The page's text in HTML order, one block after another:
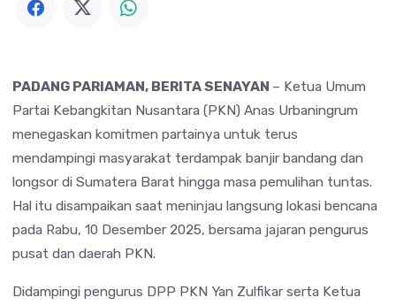
PADANG PARIAMAN, BERITA SENAYAN – Ketua Umum
Partai Kebangkitan Nusantara (PKN) Anas Urbaningrum
menegaskan komitmen partainya untuk terus
mendampingi masyarakat terdampak banjir bandang dan
longsor di Sumatera Barat hingga masa pemulihan tuntas.
Hal itu disampaikan saat meninjau langsung lokasi bencana
pada Rabu, 10 Desember 2025, bersama jajaran pengurus
pusat dan daerah PKN.
Didampingi pengurus DPP PKN Yan Zulfikar serta Ketua